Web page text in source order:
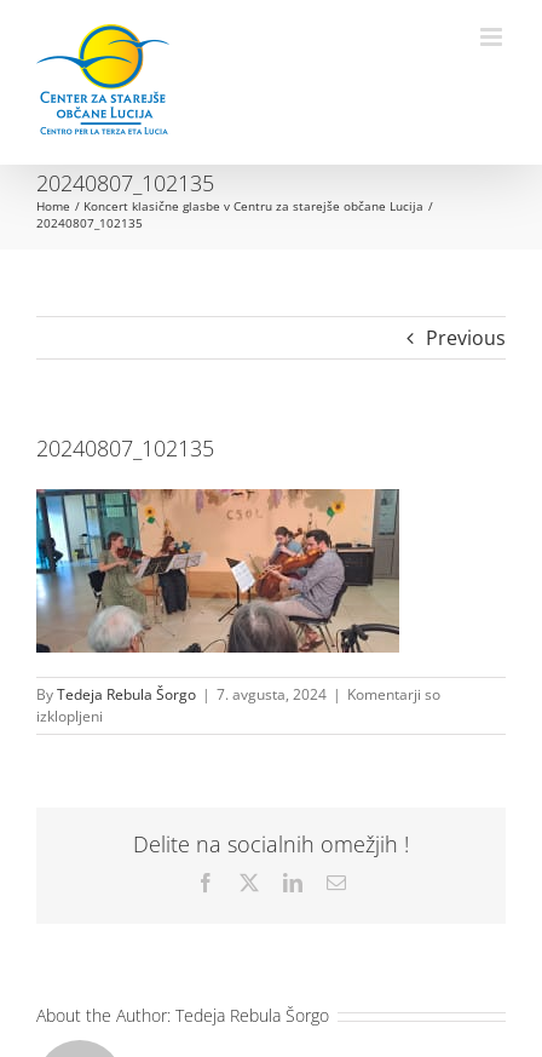
Open toolbar
content
20240807_102135
Home
Koncert klasične glasbe v Centru za starejše občane Lucija
20240807_102135
Previous
20240807_102135
ByTedeja Rebula Šorgo | 7. avgusta, 2024 | Komentarji so
izklopljeni
20240807_102135
Delite na socialnih omežjih !
Facebook LinkedInEmail
About the Author: Tedeja Rebula Šorgo